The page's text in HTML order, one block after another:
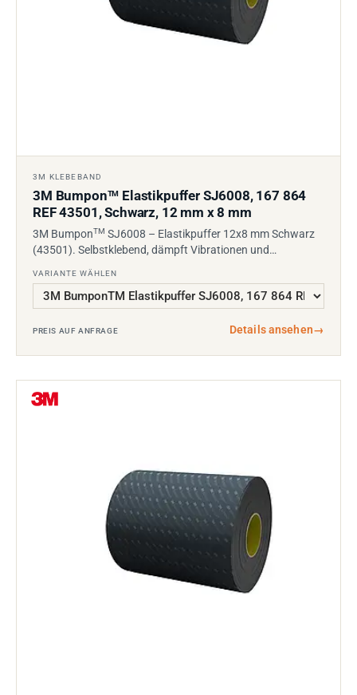
3M KLEBEBAND
3M BumponTM Elastikpuffer SJ6008, 167 864
REF 43501, Schwarz, 12 mm x 8 mm
3M BumponTM SJ6008 – Elastikpuffer 12x8 mm Schwarz
(43501). Selbstklebend, dämpft Vibrationen und…
VARIANTE WÄHLEN
PREIS AUF ANFRAGE Details ansehen→